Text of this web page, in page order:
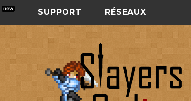
SUPPORT RÉSEAUX